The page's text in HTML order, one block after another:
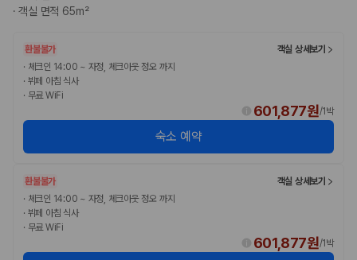
·객실 면적 65m²
환불불가
객실 상세보기
· 체크인 14:00 ~ 자정, 체크아웃 정오 까지
· 뷔페 아침 식사
· 무료 WiFi
601,877원/1박
숙소 예약
환불불가
객실 상세보기
· 체크인 14:00 ~ 자정, 체크아웃 정오 까지
· 뷔페 아침 식사
· 무료 WiFi
601,877원/1박